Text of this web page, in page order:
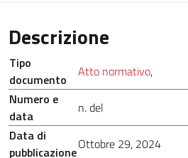
Descrizione
Tipo
documento
Atto normativo,
Numero e
data
n. del
Data di
pubblicazioneOttobre 29, 2024